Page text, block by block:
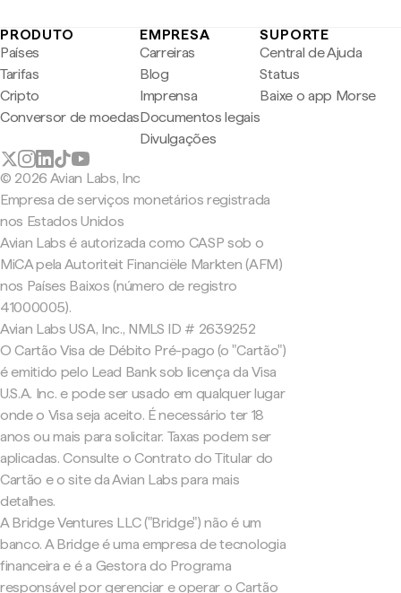
PRODUTO
Países
Tarifas
Cripto
Conversor de moedas
EMPRESA
Carreiras
Blog
Imprensa
Documentos legais
Divulgações
SUPORTE
Central de Ajuda
Status
Baixe o app Morse
© 2026 Avian Labs, Inc
Empresa de serviços monetários registrada
nos Estados Unidos
Avian Labs é autorizada como CASP sob o
MiCA pela Autoriteit Financiële Markten (AFM)
nos Países Baixos (número de registro
41000005).
Avian Labs USA, Inc., NMLS ID # 2639252
O Cartão Visa de Débito Pré-pago (o "Cartão")
é emitido pelo Lead Bank sob licença da Visa
U.S.A. Inc. e pode ser usado em qualquer lugar
onde o Visa seja aceito. É necessário ter 18
anos ou mais para solicitar. Taxas podem ser
aplicadas. Consulte o Contrato do Titular do
Cartão e o site da Avian Labs para mais
detalhes.
A Bridge Ventures LLC ("Bridge") não é um
banco. A Bridge é uma empresa de tecnologia
financeira e é a Gestora do Programa
responsável por gerenciar e operar o Cartão